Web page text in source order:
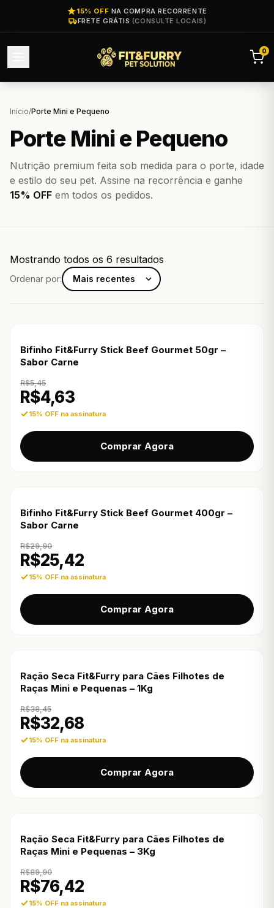
15% OFF NA COMPRA RECORRENTE
FRETE GRÁTIS (CONSULTE LOCAIS)
0
Início/Porte Mini e Pequeno
Porte Mini e Pequeno
Nutrição premium feita sob medida para o porte, idade
e estilo do seu pet. Assine na recorrência e ganhe
15% OFF em todos os pedidos.
Mostrando todos os 6 resultados
Ordenar por:
Bifinho Fit&Furry Stick Beef Gourmet 50gr –
Sabor Carne
R$5,45
R$4,63
15% OFF na assinatura
Comprar Agora
Bifinho Fit&Furry Stick Beef Gourmet 400gr –
Sabor Carne
R$29,90
R$25,42
15% OFF na assinatura
Comprar Agora
Ração Seca Fit&Furry para Cães Filhotes de
Raças Mini e Pequenas – 1Kg
R$38,45
R$32,68
15% OFF na assinatura
Comprar Agora
Ração Seca Fit&Furry para Cães Filhotes de
Raças Mini e Pequenas – 3Kg
R$89,90
R$76,42
15% OFF na assinatura